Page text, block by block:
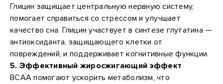
Глицин защищает центральную нервную систему,
помогает справиться со стрессом и улучшает
качество сна. Глицин участвует в синтезе глутатина —
антиоксиданта, защищающего клетки от
повреждений, и поддерживает когнитивные функции.
5. Эффективный жиросжигающий эффект
BCAA помогают ускорить метаболизм, что